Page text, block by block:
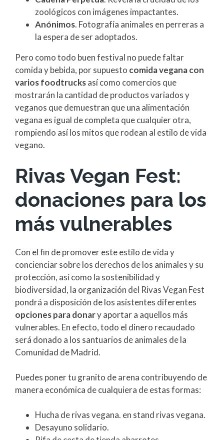
zoológicos con imágenes impactantes.
Anónimos. Fotografía animales en perreras a
la espera de ser adoptados.
Pero como todo buen festival no puede faltar
comida y bebida, por supuesto comida vegana con
varios foodtrucksasí como comercios que
mostrarán la cantidad de productos variados y
veganos que demuestran que una alimentación
vegana es igual de completa que cualquier otra,
rompiendo así los mitos que rodean al estilo de vida
vegano.
Rivas Vegan Fest:
donaciones para los
más vulnerables
Con el fin de promover este estilo de vida y
concienciar sobre los derechos de los animales y su
protección, así como la sostenibilidad y
biodiversidad, la organización del Rivas Vegan Fest
pondrá a disposición de los asistentes diferentes
opciones para donary aportar a aquellos más
vulnerables. En efecto, todo el dinero recaudado
será donado a los santuarios de animales de la
Comunidad de Madrid.
Puedes poner tu granito de arena contribuyendo de
manera económica de cualquiera de estas formas:
Hucha de rivas vegana. en stand rivas vegana.
Desayuno solidario.